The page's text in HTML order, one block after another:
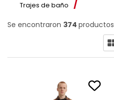
Trajes de baño
Se encontraron 374 productos